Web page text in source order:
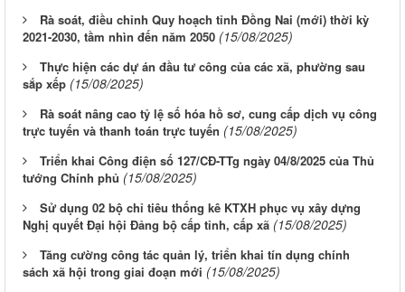
Rà soát, điều chỉnh Quy hoạch tỉnh Đồng Nai (mới) thời kỳ
2021-2030, tầm nhìn đến năm 2050 (15/08/2025)
Thực hiện các dự án đầu tư công của các xã, phường sau
sắp xếp (15/08/2025)
Rà soát nâng cao tỷ lệ số hóa hồ sơ, cung cấp dịch vụ công
trực tuyến và thanh toán trực tuyến (15/08/2025)
Triển khai Công điện số 127/CĐ-TTg ngày 04/8/2025 của Thủ
tướng Chính phủ (15/08/2025)
Sử dụng 02 bộ chỉ tiêu thống kê KTXH phục vụ xây dựng
Nghị quyết Đại hội Đảng bộ cấp tỉnh, cấp xã (15/08/2025)
Tăng cường công tác quản lý, triển khai tín dụng chính
sách xã hội trong giai đoạn mới (15/08/2025)